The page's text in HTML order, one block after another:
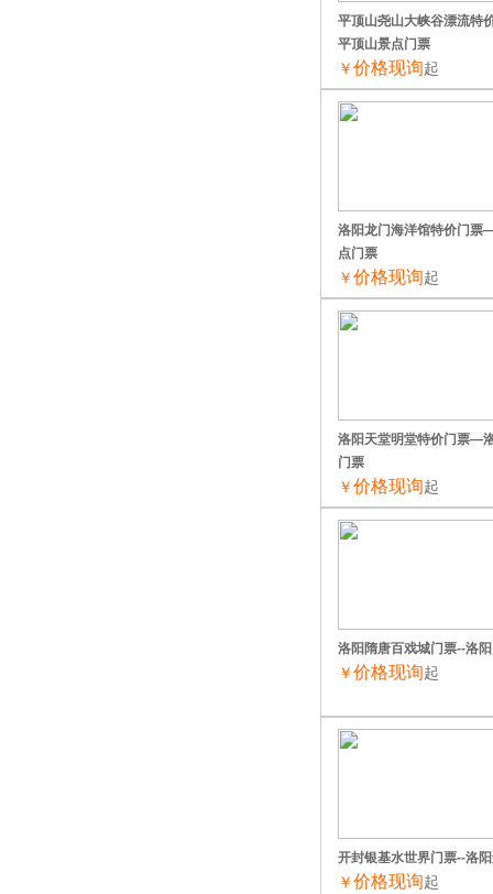
平顶山尧山大峡谷漂流特
平顶山景点门票
￥价格现询起
洛阳龙门海洋馆特价门票
点门票
￥价格现询起
洛阳天堂明堂特价门票—
门票
￥价格现询起
洛阳隋唐百戏城门票--洛
￥价格现询起
开封银基水世界门票--洛
￥价格现询起